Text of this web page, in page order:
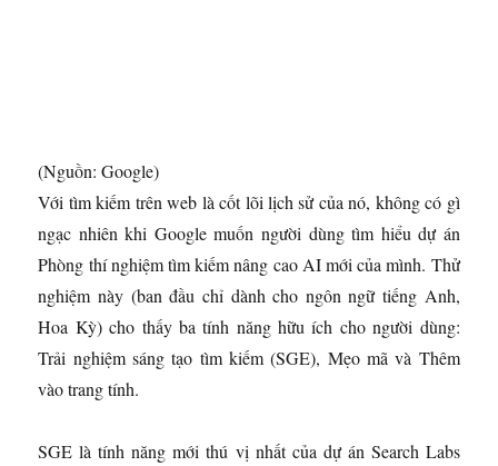
(Nguồn: Google)
Với tìm kiếm trên web là cốt lõi lịch sử của nó, không có gì
ngạc nhiên khi Google muốn người dùng tìm hiểu dự án
Phòng thí nghiệm tìm kiếm nâng cao AI mới của mình. Thử
nghiệm này (ban đầu chỉ dành cho ngôn ngữ tiếng Anh,
Hoa Kỳ) cho thấy ba tính năng hữu ích cho người dùng:
Trải nghiệm sáng tạo tìm kiếm (SGE), Mẹo mã và Thêm
vào trang tính.
SGE là tính năng mới thú vị nhất của dự án Search Labs